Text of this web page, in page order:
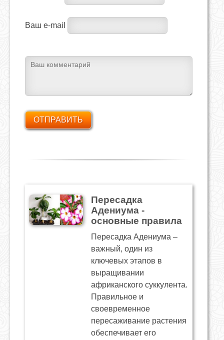
Ваш e-mail
Пересадка
Адениума -
основные правила
Пересадка Адениума –
важный, один из
ключевых этапов в
выращивании
африканского суккулента.
Правильное и
своевременное
пересаживание растения
обеспечивает его